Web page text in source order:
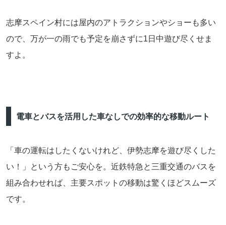
志摩スペイン村には屋内のアトラクションやショーも多い
ので、万が一の雨でも予定を崩さずに1日中遊び尽くせま
すよ。
電車とバスを活用した車なしでの効率的な移動ルート
「車の運転はしたくないけれど、伊勢志摩を遊び尽くした
い！」という方もご安心を。近鉄特急と三重交通のバスを
組み合わせれば、主要スポットの移動は驚くほどスムーズ
です。